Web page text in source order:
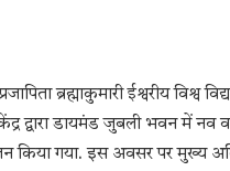
ब्रह्माकुमारी ईश्वरीय विश्व
द्वारा डायमंड जुबली भवन में नव
किया गया. इस अवसर पर मुख्य